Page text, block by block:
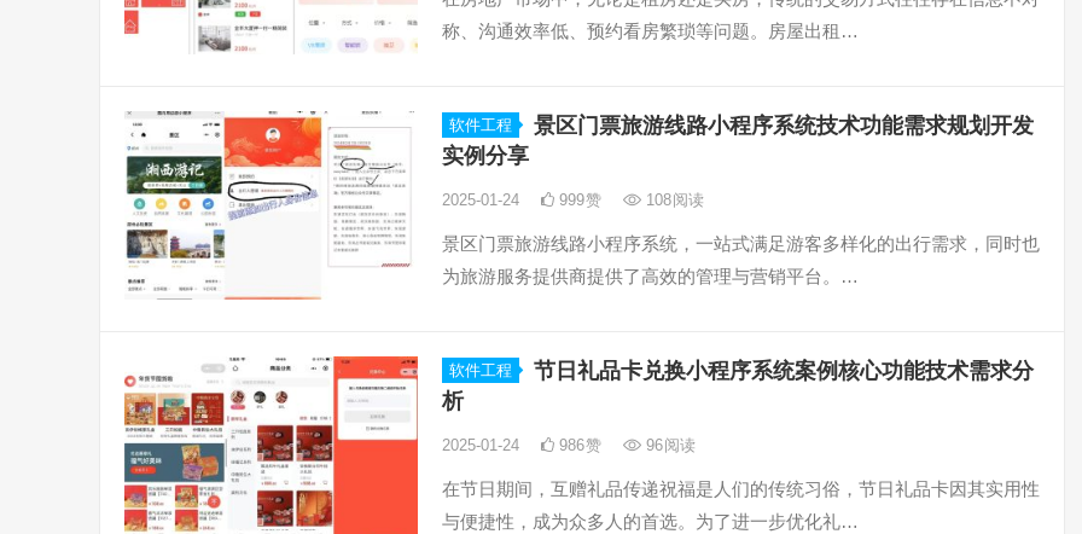
称、沟通效率低、预约看房繁琐等问题。房屋出租…
软件工程
景区门票旅游线路小程序系统技术功能需求规划开发
实例分享
2025-01-24 999赞 108阅读
景区门票旅游线路小程序系统，一站式满足游客多样化的出行需求，同时也
为旅游服务提供商提供了高效的管理与营销平台。…
软件工程
节日礼品卡兑换小程序系统案例核心功能技术需求分
析
2025-01-24 986赞 96阅读
在节日期间，互赠礼品传递祝福是人们的传统习俗，节日礼品卡因其实用性
与便捷性，成为众多人的首选。为了进一步优化礼…